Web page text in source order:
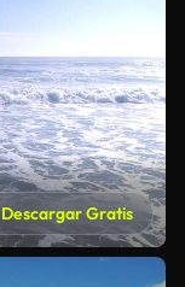
Descargar Gratis